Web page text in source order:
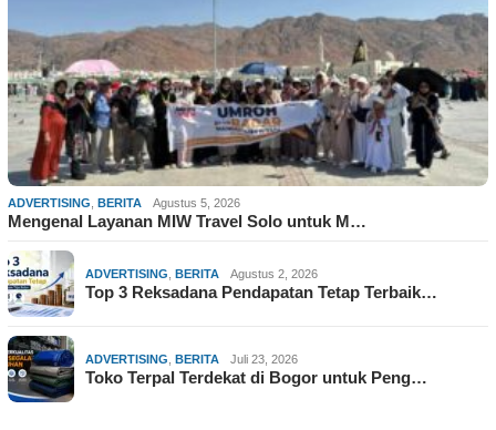
ADVERTISING BERITA Agustus 5, 2026
Mengenal Layanan MIW Travel Solo untuk M…
ADVERTISING BERITA Agustus 2, 2026
Top 3 Reksadana Pendapatan Tetap Terbaik…
ADVERTISING BERITA Juli 23, 2026
Toko Terpal Terdekat di Bogor untuk Peng…